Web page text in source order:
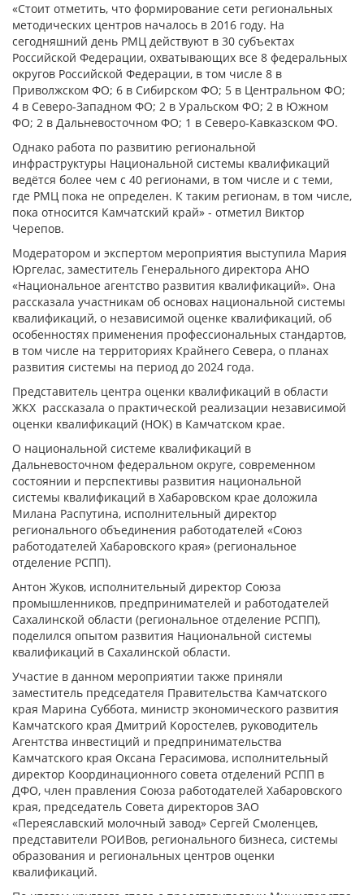
«Стоит отметить, что формирование сети региональных
методических центров началось в 2016 году. На
сегодняшний день РМЦ действуют в 30 субъектах
Российской Федерации, охватывающих все 8 федеральных
округов Российской Федерации, в том числе 8 в
Приволжском ФО; 6 в Сибирском ФО; 5 в Центральном ФО;
4 в Северо-Западном ФО; 2 в Уральском ФО; 2 в Южном
ФО; 2 в Дальневосточном ФО; 1 в Северо-Кавказском ФО.
Однако работа по развитию региональной
инфраструктуры Национальной системы квалификаций
ведётся более чем с 40 регионами, в том числе и с теми,
где РМЦ пока не определен. К таким регионам, в том числе,
пока относится Камчатский край» - отметил Виктор
Черепов.
Модератором и экспертом мероприятия выступила Мария
Юргелас, заместитель Генерального директора АНО
«Национальное агентство развития квалификаций». Она
рассказала участникам об основах национальной системы
квалификаций, о независимой оценке квалификаций, об
особенностях применения профессиональных стандартов,
в том числе на территориях Крайнего Севера, о планах
развития системы на период до 2024 года.
Представитель центра оценки квалификаций в области
ЖКХ рассказала о практической реализации независимой
оценки квалификаций (НОК) в Камчатском крае.
О национальной системе квалификаций в
Дальневосточном федеральном округе, современном
состоянии и перспективы развития национальной
системы квалификаций в Хабаровском крае доложила
Милана Распутина, исполнительный директор
регионального объединения работодателей «Союз
работодателей Хабаровского края» (региональное
отделение РСПП).
Антон Жуков, исполнительный директор Союза
промышленников, предпринимателей и работодателей
Сахалинской области (региональное отделение РСПП),
поделился опытом развития Национальной системы
квалификаций в Сахалинской области.
Участие в данном мероприятии также приняли
заместитель председателя Правительства Камчатского
края Марина Суббота, министр экономического развития
Камчатского края Дмитрий Коростелев, руководитель
Агентства инвестиций и предпринимательства
Камчатского края Оксана Герасимова, исполнительный
директор Координационного совета отделений РСПП в
ДФО, член правления Союза работодателей Хабаровского
края, председатель Совета директоров ЗАО
«Переяславский молочный завод» Сергей Смоленцев,
представители РОИВов, регионального бизнеса, системы
образования и региональных центров оценки
квалификаций.